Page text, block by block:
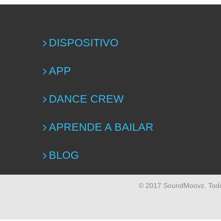
DISPOSITIVO
APP
DANCE CREW
APRENDE A BAILAR
BLOG
© 2017 SoundMoovz.